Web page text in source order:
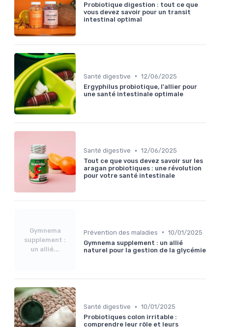
Probiotique digestion : tout ce que
vous devez savoir pour un transit
intestinal optimal
Santé digestive • 12/06/2025
Ergyphilus probiotique, l'allier pour
une santé intestinale optimale
Santé digestive • 12/06/2025
Tout ce que vous devez savoir sur les
aragan probiotiques : une révolution
pour votre santé intestinale
Gymnema
supplement :
un allié...
Prévention des maladies • 10/01/2025
Gymnema supplement : un allié
naturel pour la gestion de la glycémie
Santé digestive • 10/01/2025
Probiotiques colon irritable :
comprendre leur rôle et leurs